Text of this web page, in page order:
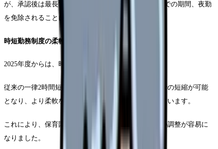
が、承認後は最長で子どもが小学校3年生を終えるまでの期間、夜勤
を免除されることになります。
時短勤務制度の柔軟化
2025年度からは、時短勤務の選択肢が増えました。
従来の一律2時間短縮から、30分単位で最大2時間までの短縮が可能
となり、より柔軟な働き方を選択できるようになっています。
これにより、保育園の送迎時間に合わせた勤務時間の調整が容易に
なりました。